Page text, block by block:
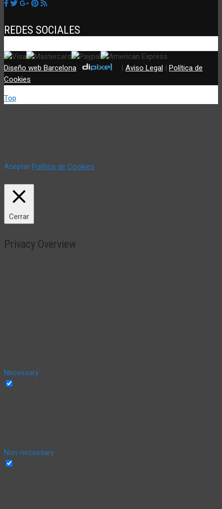
REDES SOCIALES
Diseño web Barcelona: | Aviso Legal | Política de
Cookies
Top
Aceptar Política de Cookies
Cerrar
Privacy Overview
Necessary
Non-necessary